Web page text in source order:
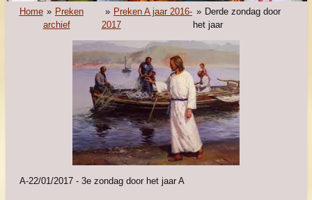
Home » Preken
archief
» Preken A jaar 2016-
2017
» Derde zondag door
het jaar
A-22/01/2017 - 3e zondag door het jaar A